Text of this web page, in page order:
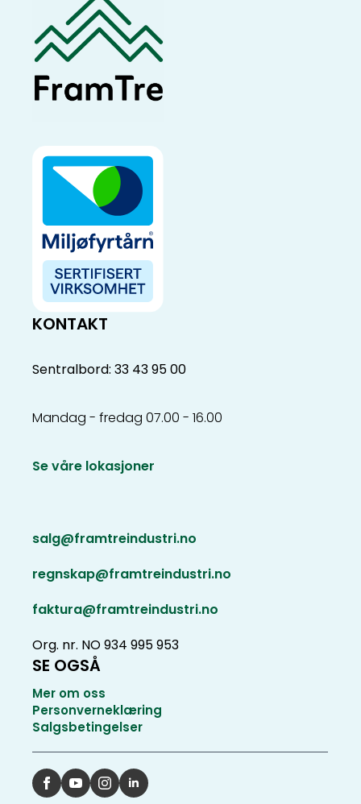
KONTAKT
Sentralbord: 33 43 95 00
Mandag - fredag 07.00 - 16.00
Se våre lokasjoner
salg@framtreindustri.no
regnskap@framtreindustri.no
faktura@framtreindustri.no
Org. nr. NO 934 995 953
SE OGSÅ
Mer om oss
Personverneklæring
Salgsbetingelser